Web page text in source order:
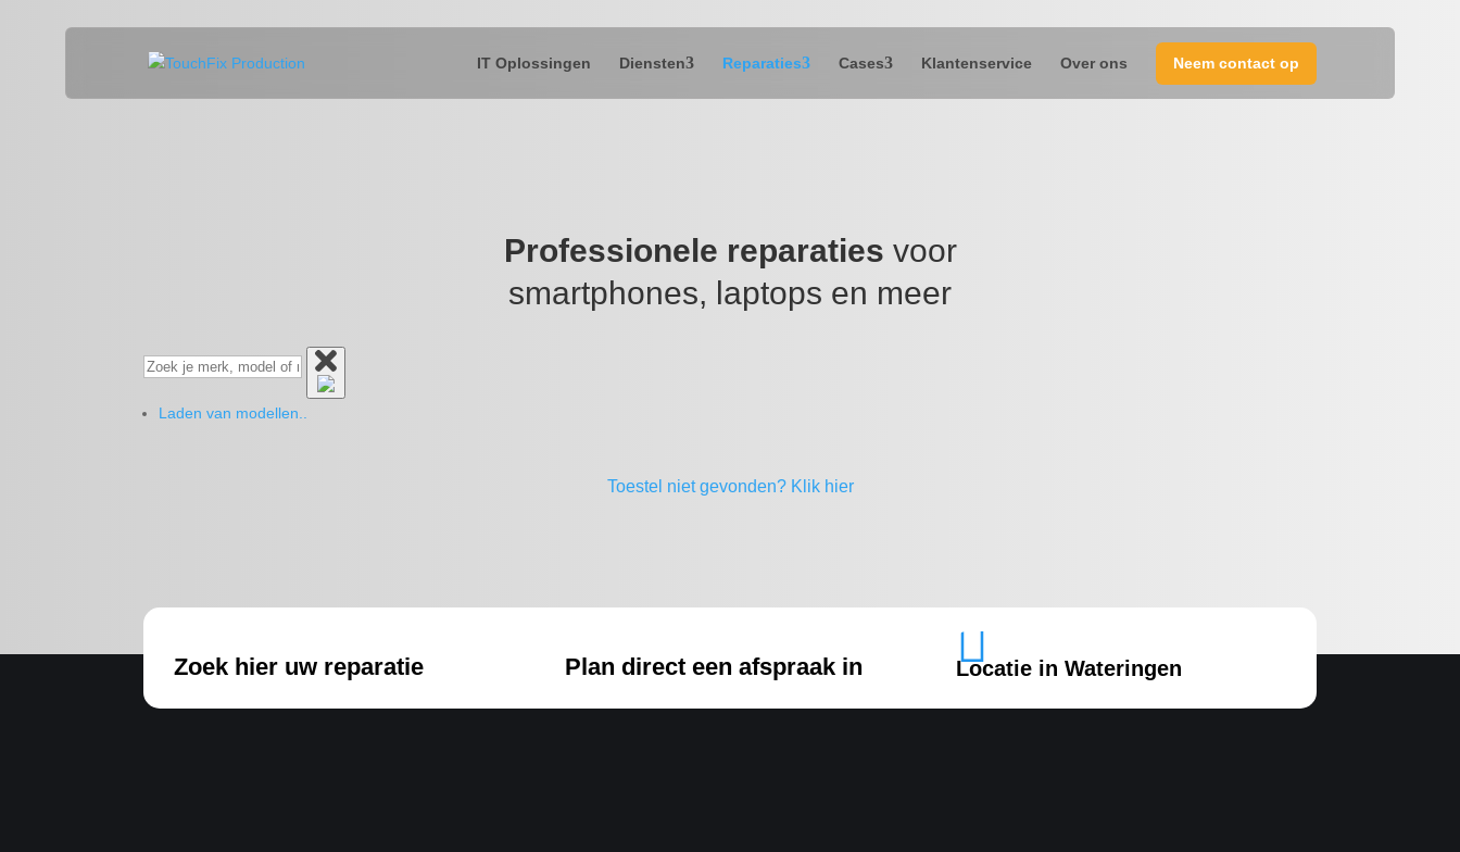
IT Oplossingen Diensten Reparaties Cases Klantenservice Over ons Neem contact op
Professionele reparaties voor
smartphones, laptops en meer
Laden van modellen..
Toestel niet gevonden? Klik hier
Zoek hier uw reparatie Plan direct een afspraak in 
Locatie in Wateringen